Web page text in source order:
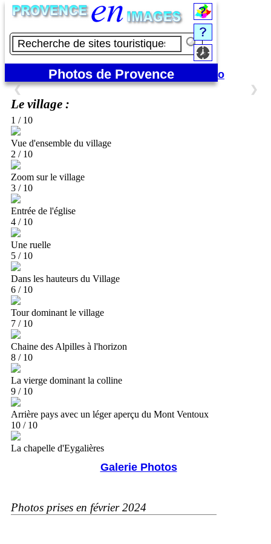
Photos de Provence
Eygalières
10 photos : Portfolio
Le village :
1 / 10
Vue d'ensemble du village
2 / 10
Zoom sur le village
3 / 10
Entrée de l'église
4 / 10
Une ruelle
5 / 10
Dans les hauteurs du Village
6 / 10
Tour dominant le village
7 / 10
Chaine des Alpilles à l'horizon
8 / 10
La vierge dominant la colline
9 / 10
Arrière pays avec un léger aperçu du Mont Ventoux
10 / 10
La chapelle d'Eygalières
❮ ❯
Galerie Photos
Photos prises en février 2024